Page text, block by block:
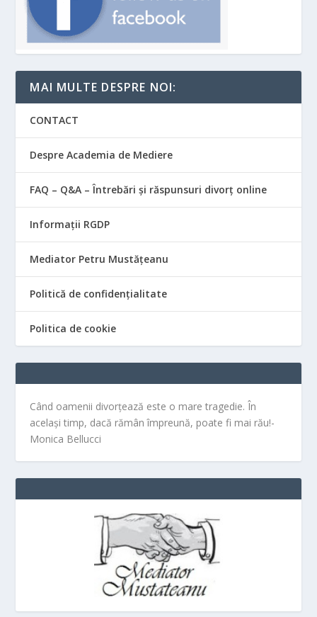
MAI MULTE DESPRE NOI:
CONTACT
Despre Academia de Mediere
FAQ – Q&A – Întrebări și răspunsuri divorț online
Informații RGDP
Mediator Petru Mustățeanu
Politică de confidențialitate
Politica de cookie
Când oamenii divorțează este o mare tragedie. În
același timp, dacă rămân împreună, poate fi mai rău!-
Monica Bellucci